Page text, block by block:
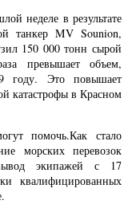
неделе в результате
танкер MV Sounion,
150 000 тонн сырой
превышает объем,
году. Это повышает
катастрофы в Красном
помочь.Как стало
морских перевозок
экипажей с 17
квалифицированных